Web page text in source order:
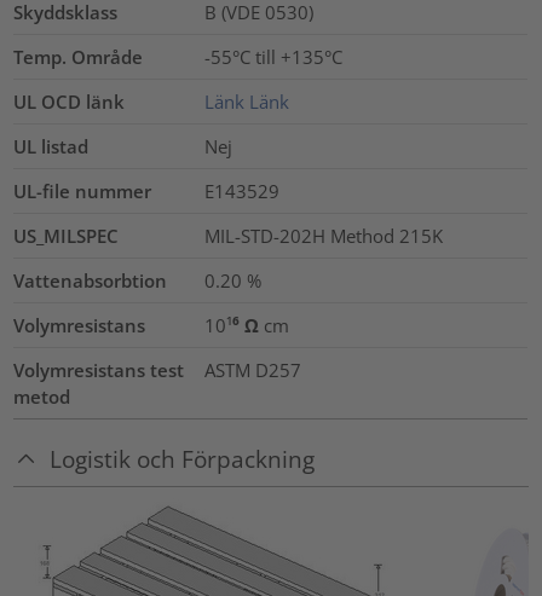
Skyddsklass
B (VDE 0530)
Temp. Område
-55°C till +135°C
UL OCD länk
Länk Länk
UL listad
Nej
UL-file nummer
E143529
US_MILSPEC
MIL-STD-202H Method 215K
Vattenabsorbtion
0.20 %
Volymresistans
10¹⁶ Ω cm
Volymresistans test
metod
ASTM D257
Logistik och Förpackning